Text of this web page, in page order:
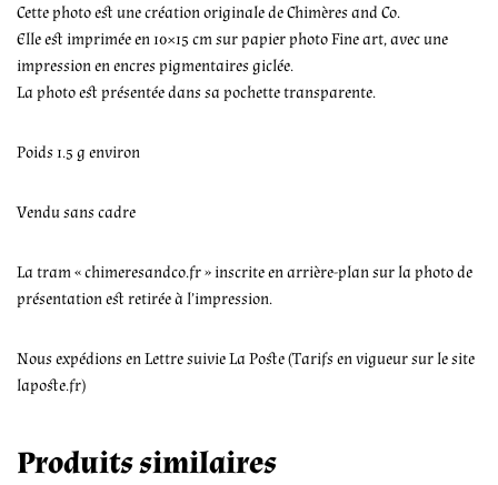
Cette photo est une création originale de Chimères and Co.
Elle est imprimée en 10×15 cm sur papier photo Fine art, avec une
impression en encres pigmentaires giclée.
La photo est présentée dans sa pochette transparente.
Poids 1.5 g environ
Vendu sans cadre
La tram « chimeresandco.fr » inscrite en arrière-plan sur la photo de
présentation est retirée à l’impression.
Nous expédions en Lettre suivie La Poste (Tarifs en vigueur sur le site
laposte.fr)
Produits similaires